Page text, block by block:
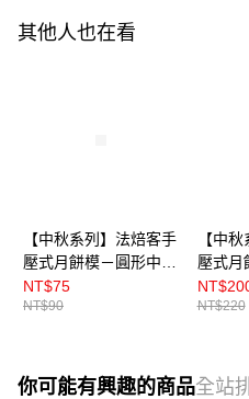
其他人也在看
【中秋系列】法焙客手
壓式月餅模－圓形中秋
2花片
50g（FB75600）
NT$75
NT$90
【中
壓式月
平面6花
50g（
NT$220
你可能有興趣的商品全站